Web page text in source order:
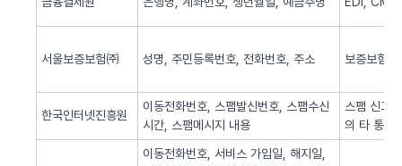
서울보증보험㈜ 성명, 주민등록번호, 전화번호, 주소 보증보험
한국인터넷진흥원
이동전화번호, 스팸발신번호, 스팸수신
시간, 스팸메시지 내용
스팸 신고
의 타 통신
이동전화번호, 서비스 가입일, 해지일,